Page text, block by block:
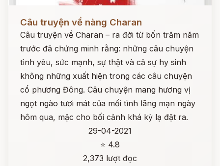
Câu truyện về nàng Charan
Câu truyện về Charan – ra đời từ bốn trăm năm
trước đã chứng minh rằng: những câu chuyện
tình yêu, sức mạnh, sự thật và cả sự hy sinh
không những xuất hiện trong các câu chuyện
cổ phương Đông. Câu chuyện mang hương vị
ngọt ngào tươi mát của mối tình lãng mạn ngày
hôm qua, mặc cho bối cảnh khá kỳ lạ đặt ra.
29-04-2021
⭐ 4.8
2,373 lượt đọc